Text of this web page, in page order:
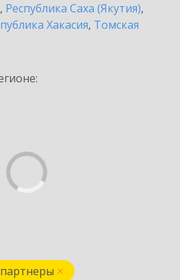
, Республика Саха (Якутия),
Хакасия, Томская